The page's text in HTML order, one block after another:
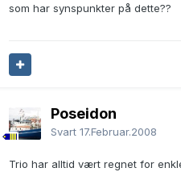
som har synspunkter på dette??
Poseidon
Svart 17.Februar.2008
Trio har alltid vært regnet for